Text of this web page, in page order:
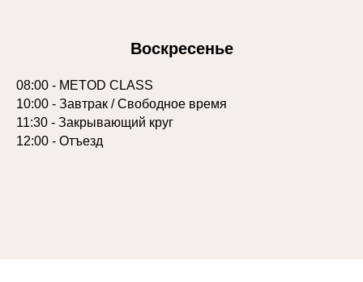
Воскресенье
08:00 - METOD CLASS
10:00 - Завтрак / Свободное время
11:30 - Закрывающий круг
12:00 - Отъезд